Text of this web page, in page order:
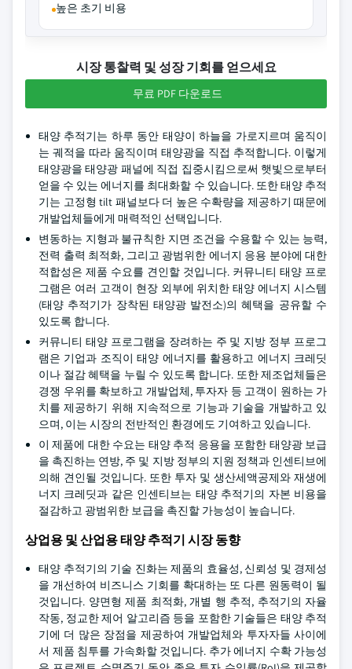
높은 초기 비용
시장 통찰력 및 성장 기회를 얻으세요
무료 PDF 다운로드
태양 추적기는 하루 동안 태양이 하늘을 가로지르며 움직이
는 궤적을 따라 움직이며 태양광을 직접 추적합니다. 이렇게
태양광을 태양광 패널에 직접 집중시킴으로써 햇빛으로부터
얻을 수 있는 에너지를 최대화할 수 있습니다. 또한 태양 추적
기는 고정형 tilt 패널보다 더 높은 수확량을 제공하기 때문에
개발업체들에게 매력적인 선택입니다.
변동하는 지형과 불규칙한 지면 조건을 수용할 수 있는 능력,
전력 출력 최적화, 그리고 광범위한 에너지 응용 분야에 대한
적합성은 제품 수요를 견인할 것입니다. 커뮤니티 태양 프로
그램은 여러 고객이 현장 외부에 위치한 태양 에너지 시스템
(태양 추적기가 장착된 태양광 발전소)의 혜택을 공유할 수
있도록 합니다.
커뮤니티 태양 프로그램을 장려하는 주 및 지방 정부 프로그
램은 기업과 조직이 태양 에너지를 활용하고 에너지 크레딧
이나 절감 혜택을 누릴 수 있도록 합니다. 또한 제조업체들은
경쟁 우위를 확보하고 개발업체, 투자자 등 고객이 원하는 가
치를 제공하기 위해 지속적으로 기능과 기술을 개발하고 있
으며, 이는 시장의 전반적인 환경에도 기여하고 있습니다.
이 제품에 대한 수요는 태양 추적 응용을 포함한 태양광 보급
을 촉진하는 연방, 주 및 지방 정부의 지원 정책과 인센티브에
의해 견인될 것입니다. 또한 투자 및 생산세액공제와 재생에
너지 크레딧과 같은 인센티브는 태양 추적기의 자본 비용을
절감하고 광범위한 보급을 촉진할 가능성이 높습니다.
상업용 및 산업용 태양 추적기 시장 동향
태양 추적기의 기술 진화는 제품의 효율성, 신뢰성 및 경제성
을 개선하여 비즈니스 기회를 확대하는 또 다른 원동력이 될
것입니다. 양면형 제품 최적화, 개별 행 추적, 추적기의 자율
작동, 정교한 제어 알고리즘 등을 포함한 기술들은 태양 추적
기에 더 많은 장점을 제공하여 개발업체와 투자자들 사이에
서 제품 침투를 가속화할 것입니다. 추가 에너지 수확 가능성